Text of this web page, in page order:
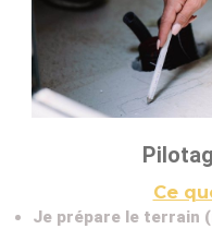
Ce
Je prépare le terrain